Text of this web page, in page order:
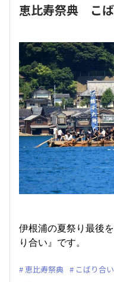
恵比寿祭典 こ
伊根浦の夏祭り最後
り合い』です。
恵比寿祭典 こばり合い